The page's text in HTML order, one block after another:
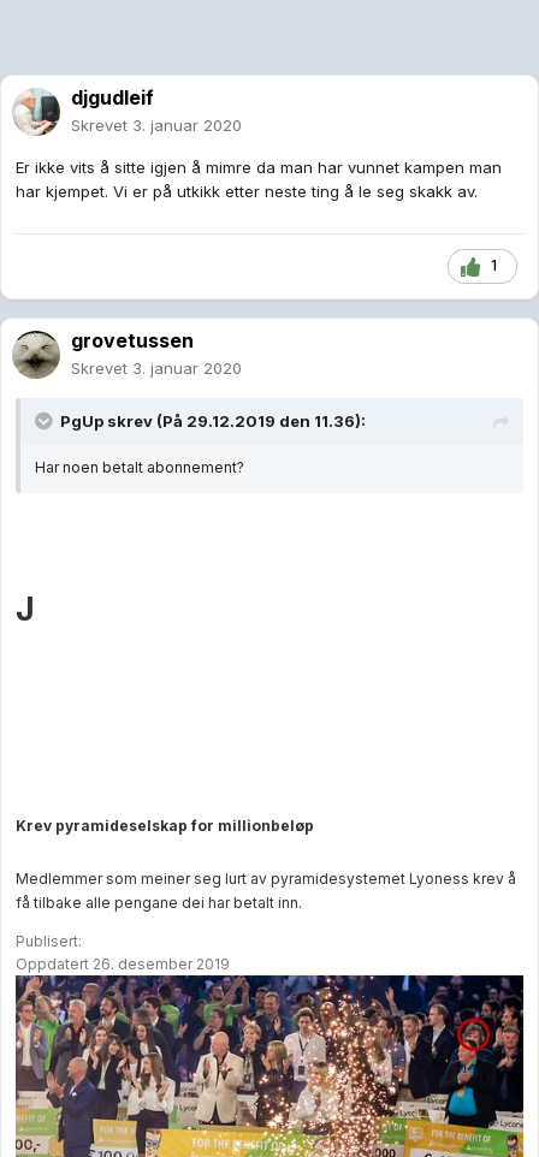
djgudleif
Skrevet 3. januar 2020
Er ikke vits å sitte igjen å mimre da man har vunnet kampen man
har kjempet. Vi er på utkikk etter neste ting å le seg skakk av.
1
grovetussen
Skrevet 3. januar 2020
PgUp skrev (På 29.12.2019 den 11.36):
Har noen betalt abonnement?
J
Krev pyramideselskap for millionbeløp
Medlemmer som meiner seg lurt av pyramidesystemet Lyoness krev å
få tilbake alle pengane dei har betalt inn.
Publisert:
Oppdatert 26. desember 2019